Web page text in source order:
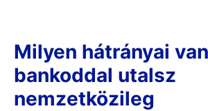
Milyen hátrányai
bankoddal utalsz
nemzetközileg